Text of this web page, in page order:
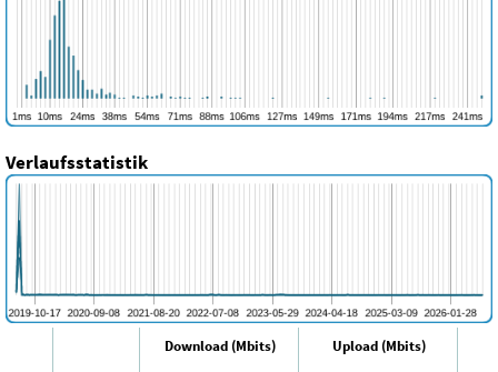
Verlaufsstatistik
Download (Mbits) Upload (Mbits)